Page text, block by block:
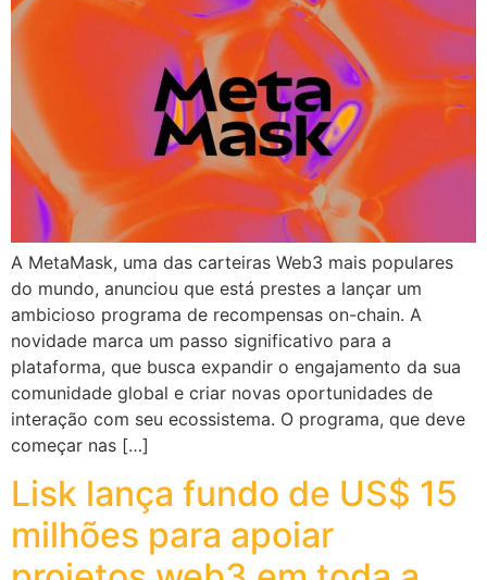
A MetaMask, uma das carteiras Web3 mais populares
do mundo, anunciou que está prestes a lançar um
ambicioso programa de recompensas on-chain. A
novidade marca um passo significativo para a
plataforma, que busca expandir o engajamento da sua
comunidade global e criar novas oportunidades de
interação com seu ecossistema. O programa, que deve
começar nas […]
Lisk lança fundo de US$ 15
milhões para apoiar